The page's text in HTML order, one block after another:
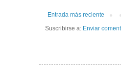
Entrada más reciente
Suscribirse a: Enviar